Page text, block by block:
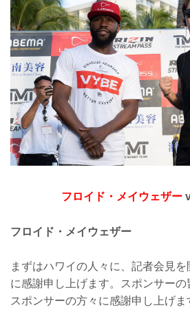
フロイド・メイウェザー
フロイド・メイウェザー
まずはハワイの人々に、記者会見
に感謝申し上げます。スポンサー
スポンサーの方々に感謝申し上げ